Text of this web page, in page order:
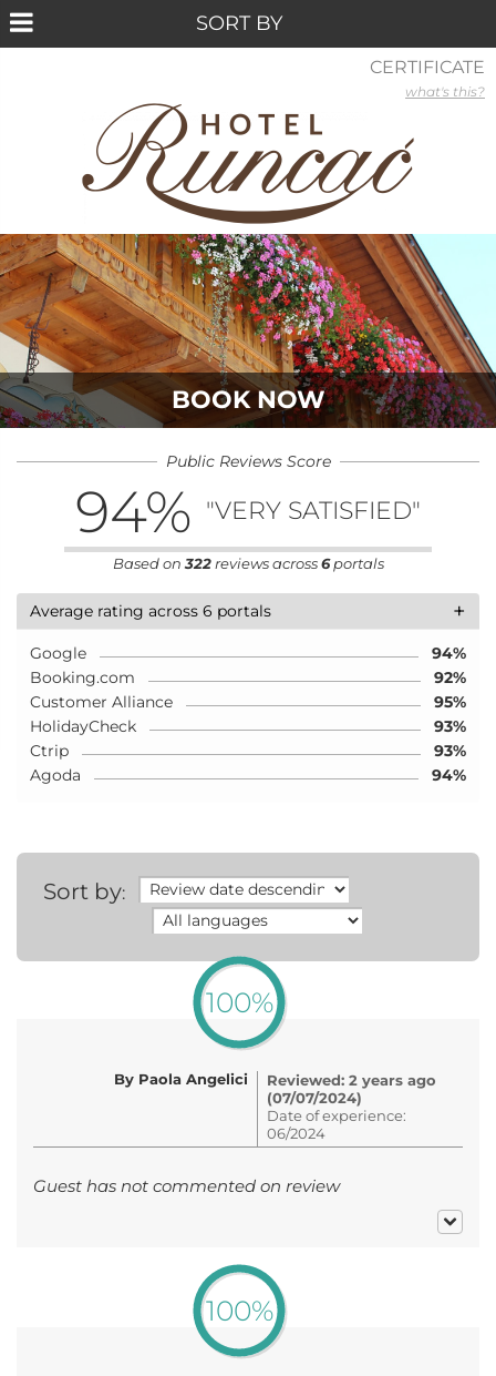
BOOK NOW
Public Reviews Score
94% "VERY SATISFIED"
Based on 322reviews across6portals
+
Average rating across 6 portals
Google
94%
Booking.com
92%
Customer Alliance
95%
HolidayCheck
93%
Ctrip
93%
Agoda
94%
Sort by:
100%
By Paola Angelici
Reviewed: 2 years ago
(07/07/2024)
Date of experience:
06/2024
Guest has not commented on review
100%
CERTIFICATE
what's this?